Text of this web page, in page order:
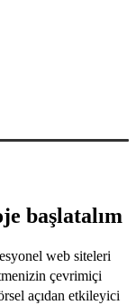
başlatalım
web siteleri
çevrimiçi
açıdan etkileyici